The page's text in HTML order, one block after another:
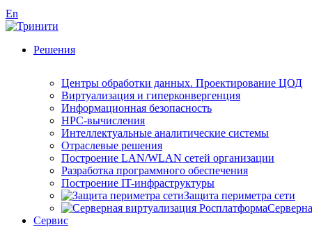
En
Решения
Центры обработки данных. Проектирование ЦОД
Виртуализация и гиперконвергенция
Информационная безопасность
HPC-вычисления
Интеллектуальные аналитические системы
Отраслевые решения
Построение LAN/WLAN сетей организации
Разработка программного обеспечения
Построение IT-инфраструктуры
Защита периметра сети
Сервис